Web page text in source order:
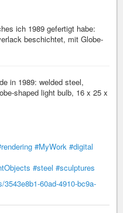
ich 1989 gefertigt habe:
beschichtet, mit Globe-
in 1989: welded steel,
shaped light bulb, 16 x 25 x
#MyWork #digital
#steel #sculptures
60ad-4910-bc9a-